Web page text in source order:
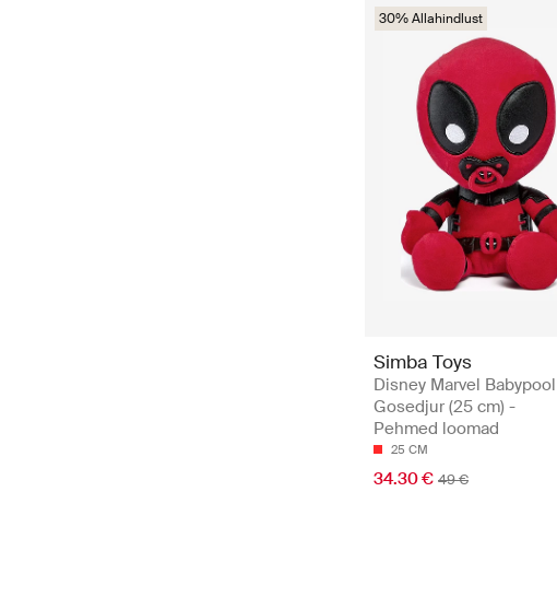
30% Allahindlust
Simba Toys
Disney Marvel Babypool
Gosedjur (25 cm) -
Pehmed loomad
25 CM
34.30 € 49 €